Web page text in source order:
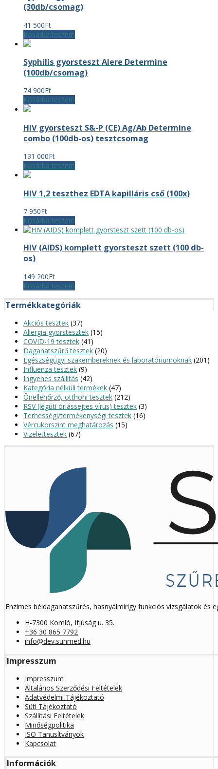
(30db/csomag)
41 500Ft
Kosárba teszem
Syphilis gyorsteszt Alere Determine
(100db/csomag)
74 900Ft
Kosárba teszem
HIV gyorsteszt S&-P (CE) Ag/Ab Determine
combo (100db-os) tesztcsomag
131 000Ft
Kosárba teszem
HIV 1,2 teszthez EDTA kapilláris cső (100x)
7 950Ft
Kosárba teszem
HIV (AIDS) komplett gyorsteszt szett (100 db-
os)
149 200Ft
Kosárba teszem
Termékkategóriák
Akciós tesztek (37)
Allergia gyorstesztek (15)
COVID-19 tesztek (41)
Daganatszűrő tesztek (20)
Egészségügyi szakembereknek és laboratóriumoknak (201)
Influenza tesztek (9)
Ingyenes szállítás (42)
Kategória nélküli termékek (47)
Önellenőrző, otthoni tesztek (212)
RSV (légúti óriássejtes vírus) tesztek (3)
Terhességi/termékenységi tesztek (16)
Vércukorszint meghatározás (15)
Vizelettesztek (67)
Enzimes béldaganatszűrés, hasnyálmirigy funkciós vizsgálatok és
H-7300 Komló, Ifjúság u. 35.
+36 30 865 7792
info@dev.sunmed.hu
Impresszum
Impresszum
Általános Szerződési Feltételek
Adatvédelmi Tájékoztató
Süti Tájékoztató
Szállítási Feltételek
Minőségpolitika
ISO Tanusítványok
Kapcsolat
Információk